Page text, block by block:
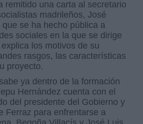
remitido una carta al secretario
madrileños, José
se ha hecho pública a
sociales en la que se dirige
los motivos de su
rasgos, las características
proyecto.
ya dentro de la formación
Hernández cuenta con el
del presidente del Gobierno y
Ferraz para enfrentarse a